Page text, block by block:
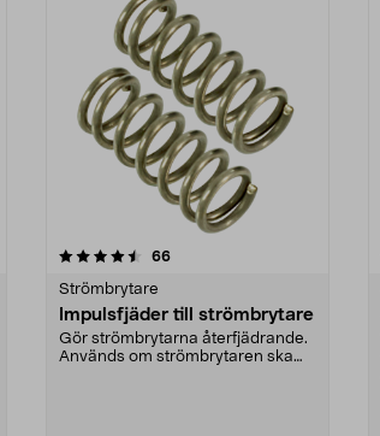
66recensioner
Strömbrytare
Impulsfjäder till strömbrytare
Gör strömbrytarna återfjädrande.
Används om strömbrytaren ska
4.5 av 5 stjärnor